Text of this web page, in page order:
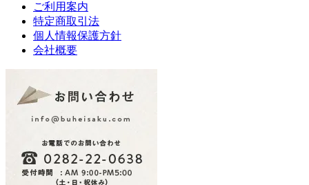
ご利用案内
特定商取引法
個人情報保護方針
会社概要